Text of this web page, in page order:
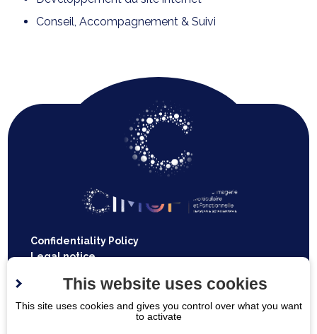
Conseil, Accompagnement & Suivi
Confidentiality Policy
Legal notice
Contact us
This website uses cookies
This site uses cookies and gives you control over what you want
to activate